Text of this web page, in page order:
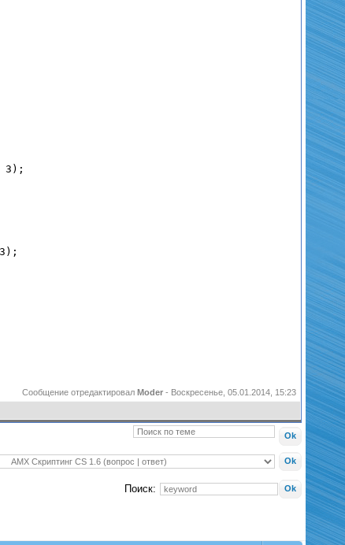
3 );
3 );
Сообщение отредактировал Moder - Воскресенье, 05.01.2014, 15:23
Поиск: